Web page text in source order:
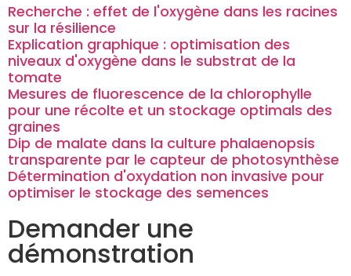
Recherche : effet de l'oxygène dans les racines
sur la résilience
Explication graphique : optimisation des
niveaux d'oxygène dans le substrat de la
tomate
Mesures de fluorescence de la chlorophylle
pour une récolte et un stockage optimals des
graines
Dip de malate dans la culture phalaenopsis
transparente par le capteur de photosynthèse
Détermination d'oxydation non invasive pour
optimiser le stockage des semences
Demander une
démonstration